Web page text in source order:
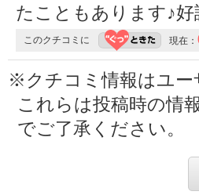
たこともあります♪好
このクチコミに 現在：
※クチコミ情報はユー
これらは投稿時の情
でご了承ください。